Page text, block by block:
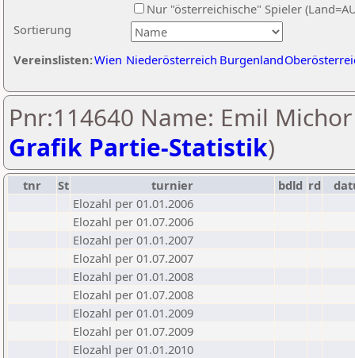
Sortierung
Nur "österreichische" Spieler
Vereinslisten:Wien Niederösterreich Burgenland
Pnr:114640 Name: Emil
Grafik Partie-Statistik)
tnr St turnier bdld rd
Elozahl per 01.01.2006
Elozahl per 01.07.2006
Elozahl per 01.01.2007
Elozahl per 01.07.2007
Elozahl per 01.01.2008
Elozahl per 01.07.2008
Elozahl per 01.01.2009
Elozahl per 01.07.2009
Elozahl per 01.01.2010